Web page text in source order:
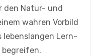
den Natur- und
wahren Vorbild
lebenslangen Lern-
begreifen.